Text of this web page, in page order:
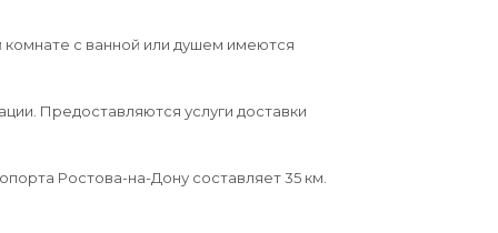
с ванной или душем имеются
Предоставляются услуги доставки
Ростова-на-Дону составляет 35 км.